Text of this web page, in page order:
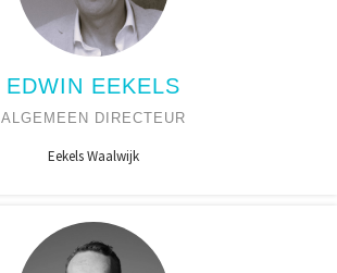
EDWIN EEKELS
ALGEMEEN DIRECTEUR
Eekels Waalwijk